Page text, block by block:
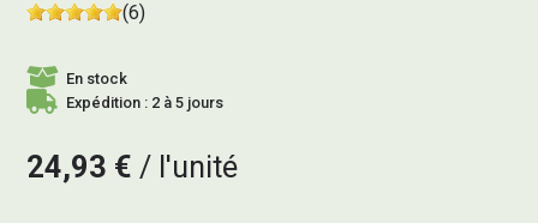
(6)
En stock
Expédition : 2 à 5 jours
24,93 € l'unité